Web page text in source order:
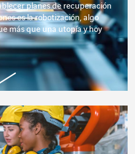
planes de recuperación
es la robotización, algo
más que una utopía y hoy